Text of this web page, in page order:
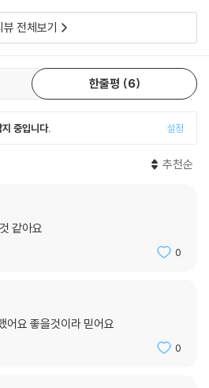
다.
뷰 전체보기
한줄평 6
중입니다. 설정
추천순
같아요
0
어요 좋을것이라 믿어요
0